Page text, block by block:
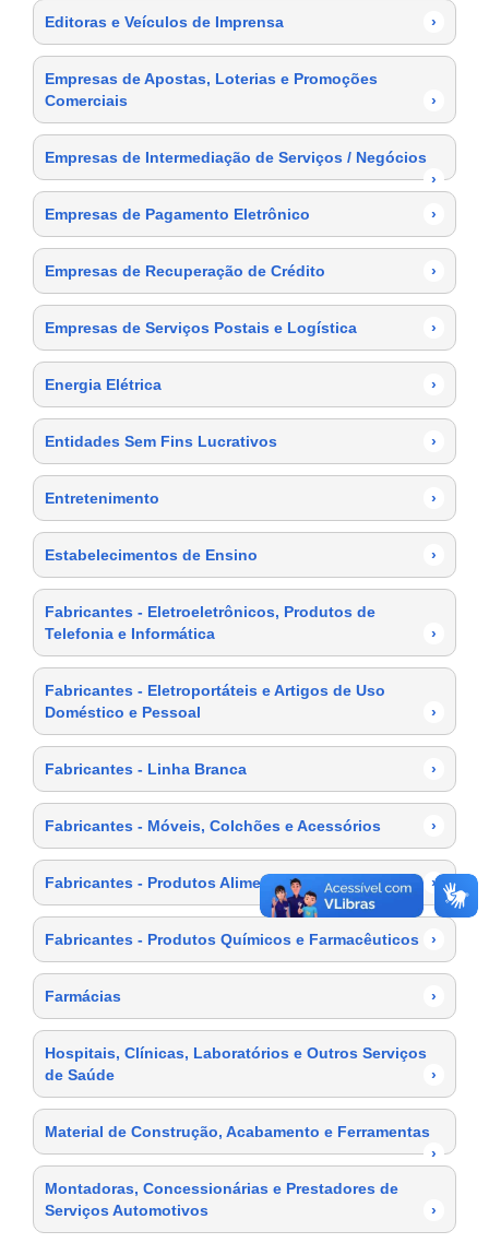
Editoras e Veículos de Imprensa ›
Empresas de Apostas, Loterias e Promoções
Comerciais
›
Empresas de Intermediação de Serviços / Negócios
›
Empresas de Pagamento Eletrônico
›
Empresas de Recuperação de Crédito ›
Empresas de Serviços Postais e Logística ›
Energia Elétrica ›
Entidades Sem Fins Lucrativos ›
Entretenimento ›
Estabelecimentos de Ensino ›
Fabricantes - Eletroeletrônicos, Produtos de
Telefonia e Informática
›
Fabricantes - Eletroportáteis e Artigos de Uso
Doméstico e Pessoal
›
Fabricantes - Linha Branca ›
Fabricantes - Móveis, Colchões e Acessórios ›
Fabricantes - Produtos Alimentícios ›
Fabricantes - Produtos Químicos e Farmacêuticos ›
Farmácias ›
Hospitais, Clínicas, Laboratórios e Outros Serviços
de Saúde
›
Material de Construção, Acabamento e Ferramentas
›
Montadoras, Concessionárias e Prestadores de
Serviços Automotivos
›